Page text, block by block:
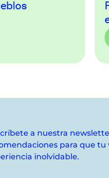
a nuestra
para que tu
inolvidable.